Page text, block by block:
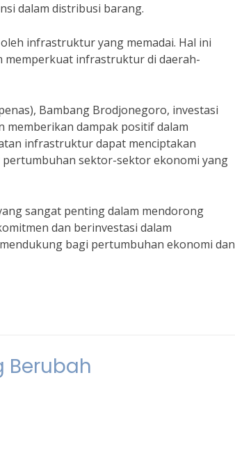
dalam distribusi barang.
infrastruktur yang memadai. Hal ini
memperkuat infrastruktur di daerah-
Bambang Brodjonegoro, investasi
dampak positif dalam
infrastruktur dapat menciptakan
sektor-sektor ekonomi yang
sangat penting dalam mendorong
dan berinvestasi dalam
bagi pertumbuhan ekonomi dan
Berubah